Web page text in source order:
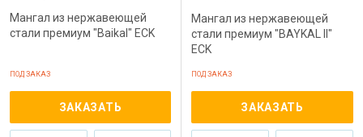
Мангал из нержавеющей
стали премиум "Baikal" ECK
ПОД ЗАКАЗ
ЗАКАЗАТЬ
Мангал из нержавеющей
стали премиум "BAYKAL II"
ECK
ПОД ЗАКАЗ
ЗАКАЗАТЬ